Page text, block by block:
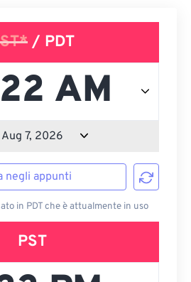
/ PDT
negli appunti
in PDT che è attualmente in uso
PST